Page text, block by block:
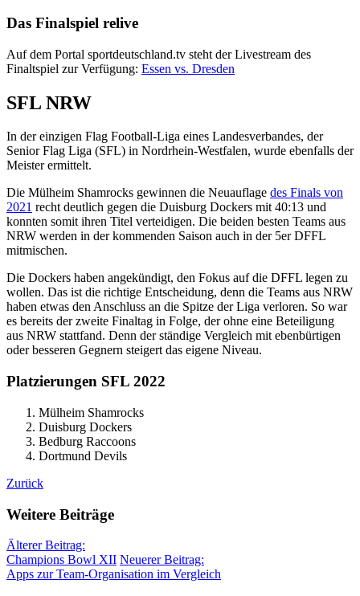
Das Finalspiel relive
Auf dem Portal sportdeutschland.tv steht der Livestream des
Finaltspiel zur Verfügung: Essen vs. Dresden
SFL NRW
In der einzigen Flag Football-Liga eines Landesverbandes, der
Senior Flag Liga (SFL) in Nordrhein-Westfalen, wurde ebenfalls der
Meister ermittelt.
Die Mülheim Shamrocks gewinnen die Neuauflage des Finals von
2021 recht deutlich gegen die Duisburg Dockers mit 40:13 und
konnten somit ihren Titel verteidigen. Die beiden besten Teams aus
NRW werden in der kommenden Saison auch in der 5er DFFL
mitmischen.
Die Dockers haben angekündigt, den Fokus auf die DFFL legen zu
wollen. Das ist die richtige Entscheidung, denn die Teams aus NRW
haben etwas den Anschluss an die Spitze der Liga verloren. So war
es bereits der zweite Finaltag in Folge, der ohne eine Beteiligung
aus NRW stattfand. Denn der ständige Vergleich mit ebenbürtigen
oder besseren Gegnern steigert das eigene Niveau.
Platzierungen SFL 2022
Mülheim Shamrocks
Duisburg Dockers
Bedburg Raccoons
Dortmund Devils
Zurück
Weitere Beiträge
Älterer Beitrag:
Champions Bowl XII Neuerer Beitrag:
Apps zur Team-Organisation im Vergleich